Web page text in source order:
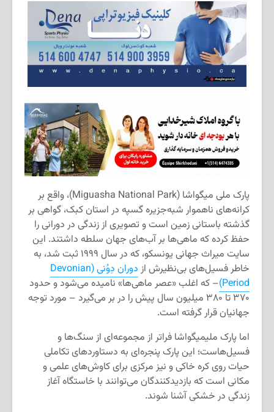
پارک ملی میگواشا (Miguasha National Park)، واقع بر
کرانه‌های ناهموار شبه‌جزیره گسپه در استان کبک، گواهی بر
گذشته باستانی زمین است و تصویری از زندگی در دورانی را
حفظ کرده که ماهی‌ها بر آب‌های جهان سلطه داشتند. این
سایت میراث جهانی یونسکو، که در سال ۱۹۹۹ ثبت شد، به
خاطر فسیل‌های بی‌نظیرش از
دوران دِوُنی (Devonian
Period) – که اغلب «عصر ماهی‌ها» نامیده می‌شود و حدود
۳۷۰ تا ۳۸۰ میلیون سال پیش را در بر می‌گیرد – مورد توجه
جهانیان قرار گرفته است.
اما پارک ملیمیگواشا فراتر از مجموعه‌ای از سنگ‌ها و
فسیل‌هاست؛ این پارک پنجره‌ای به دستاوردهای تکاملی
حیات روی کره خاکی و نیز مرکزی برای کاوش‌های علمی و
مکانی است که بازدیدکنندگان می‌توانند با خاستگاه آغاز
زندگی در خشکی آشنا شوند.